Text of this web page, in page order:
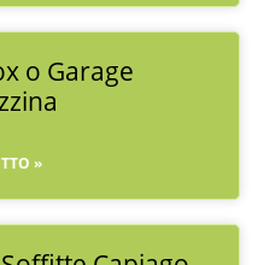
o Garage
»